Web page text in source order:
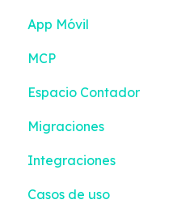
Inventario
Bancos
Contabilidad
Reportes Inteligentes
Configuración
Impuestos y Retenciones
Contactos
Inventario
Configuración
App Móvil
MCP
Espacio Contador
Migraciones
Integraciones
Casos de uso